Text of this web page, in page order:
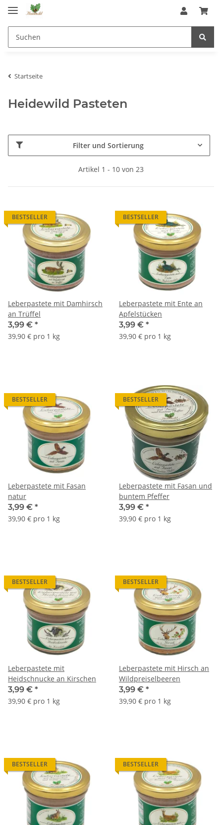
Startseite
Heidewild Pasteten
Filter und Sortierung
Artikel 1 - 10 von 23
BESTSELLER
Leberpastete mit Damhirsch
an Trüffel
3,99 € *
39,90 € pro 1 kg
BESTSELLER
Leberpastete mit Ente an
Apfelstücken
3,99 € *
39,90 € pro 1 kg
BESTSELLER
Leberpastete mit Fasan
natur
3,99 € *
39,90 € pro 1 kg
BESTSELLER
Leberpastete mit Fasan und
buntem Pfeffer
3,99 € *
39,90 € pro 1 kg
BESTSELLER
Leberpastete mit
Heidschnucke an Kirschen
3,99 € *
39,90 € pro 1 kg
BESTSELLER
Leberpastete mit Hirsch an
Wildpreiselbeeren
3,99 € *
39,90 € pro 1 kg
BESTSELLER BESTSELLER